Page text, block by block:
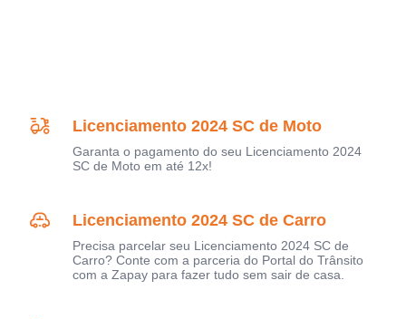
Licenciamento 2024 SC de Moto
Garanta o pagamento do seu Licenciamento 2024
SC de Moto em até 12x!
Licenciamento 2024 SC de Carro
Precisa parcelar seu Licenciamento 2024 SC de
Carro? Conte com a parceria do Portal do Trânsito
com a Zapay para fazer tudo sem sair de casa.